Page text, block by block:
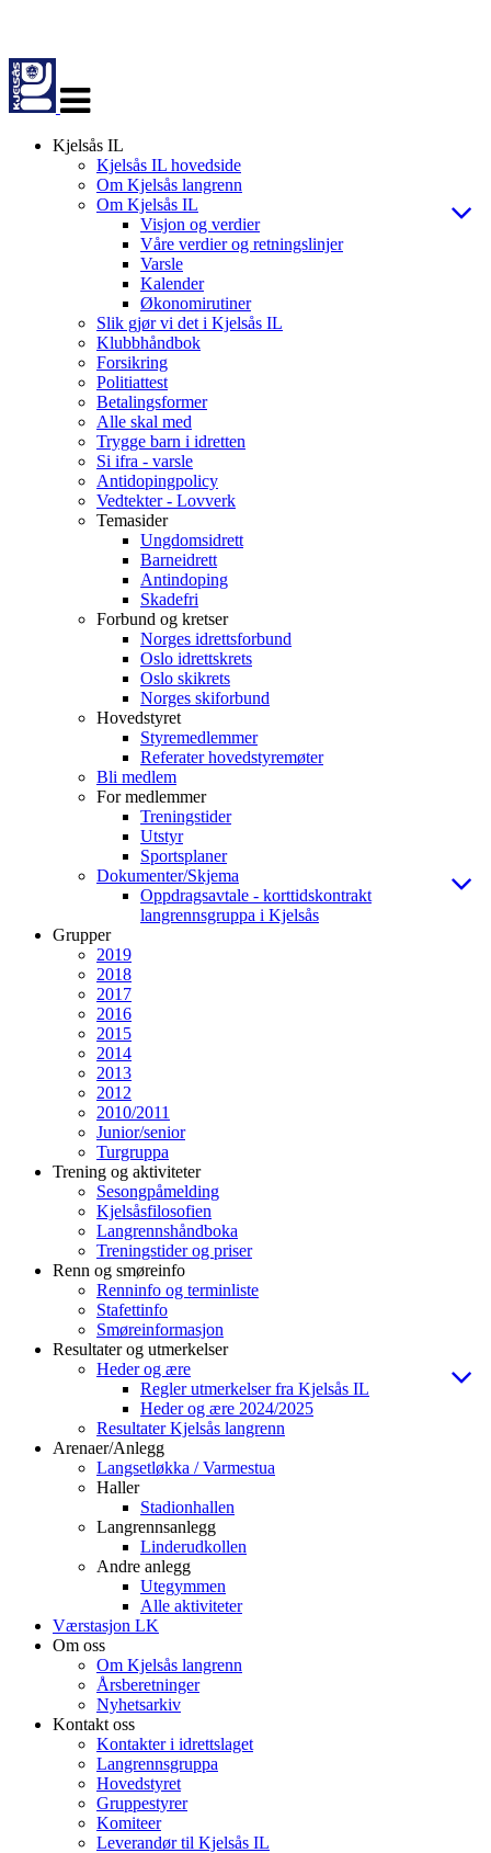
navigasjon
Kjelsås IL
Kjelsås IL hovedside
Om Kjelsås langrenn
Om Kjelsås IL
Visjon og verdier
Våre verdier og retningslinjer
Varsle
Kalender
Økonomirutiner
Slik gjør vi det i Kjelsås IL
Klubbhåndbok
Forsikring
Politiattest
Betalingsformer
Alle skal med
Trygge barn i idretten
Si ifra - varsle
Antidopingpolicy
Vedtekter - Lovverk
Temasider
Ungdomsidrett
Barneidrett
Antindoping
Skadefri
Forbund og kretser
Norges idrettsforbund
Oslo idrettskrets
Oslo skikrets
Norges skiforbund
Hovedstyret
Styremedlemmer
Referater hovedstyremøter
Bli medlem
For medlemmer
Treningstider
Utstyr
Sportsplaner
Dokumenter/Skjema
Oppdragsavtale - korttidskontrakt
langrennsgruppa i Kjelsås
Grupper
2019
2018
2017
2016
2015
2014
2013
2012
2010/2011
Junior/senior
Turgruppa
Trening og aktiviteter
Sesongpåmelding
Kjelsåsfilosofien
Langrennshåndboka
Treningstider og priser
Renn og smøreinfo
Renninfo og terminliste
Stafettinfo
Smøreinformasjon
Resultater og utmerkelser
Heder og ære
Regler utmerkelser fra Kjelsås IL
Heder og ære 2024/2025
Resultater Kjelsås langrenn
Arenaer/Anlegg
Langsetløkka / Varmestua
Haller
Stadionhallen
Langrennsanlegg
Linderudkollen
Andre anlegg
Utegymmen
Alle aktiviteter
Værstasjon LK
Om oss
Om Kjelsås langrenn
Årsberetninger
Nyhetsarkiv
Kontakt oss
Kontakter i idrettslaget
Langrennsgruppa
Hovedstyret
Gruppestyrer
Komiteer
Leverandør til Kjelsås IL